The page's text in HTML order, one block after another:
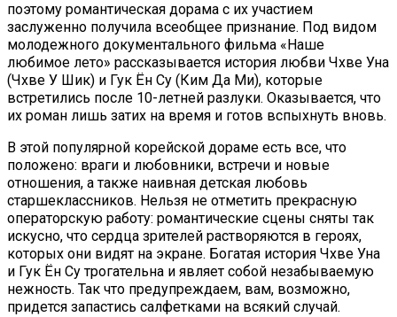
поэтому романтическая дорама с их участием
заслуженно получила всеобщее признание. Под видом
молодежного документального фильма «Наше
любимое лето» рассказывается история любви Чхве Уна
(Чхве У Шик) и Гук Ён Су (Ким Да Ми), которые
встретились после 10-летней разлуки. Оказывается, что
их роман лишь затих на время и готов вспыхнуть вновь.
В этой популярной корейской дораме есть все, что
положено: враги и любовники, встречи и новые
отношения, а также наивная детская любовь
старшеклассников. Нельзя не отметить прекрасную
операторскую работу: романтические сцены сняты так
искусно, что сердца зрителей растворяются в героях,
которых они видят на экране. Богатая история Чхве Уна
и Гук Ён Су трогательна и являет собой незабываемую
нежность. Так что предупреждаем, вам, возможно,
придется запастись салфетками на всякий случай.